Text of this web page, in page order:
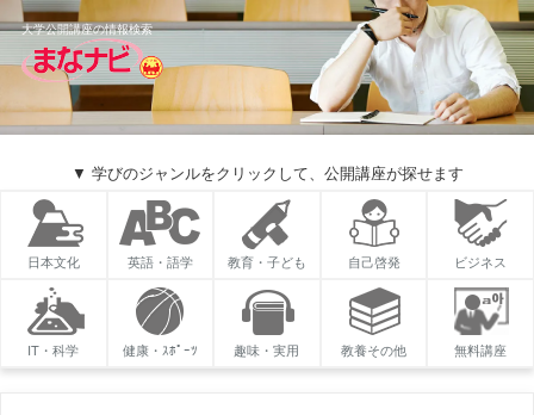
大学公開講座の情報検索
▼ 学びのジャンルをクリックして、公開講座が探せます
日本文化 英語・語学 教育・子ども 自己啓発 ビジネス
IT・科学 健康・ｽﾎﾟｰﾂ 趣味・実用 教養その他 無料講座